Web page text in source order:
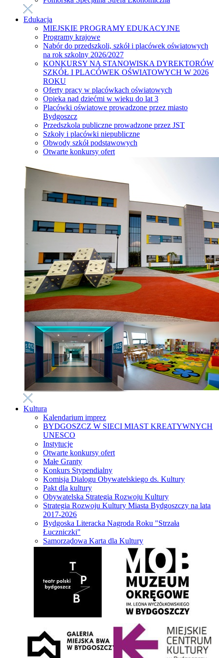
Edukacja
MIEJSKIE PROGRAMY EDUKACYJNE
Programy krajowe
Nabór do przedszkoli, szkół i placówek oświatowych
na rok szkolny 2026/2027
KONKURSY NA STANOWISKA DYREKTORÓW
SZKÓŁ I PLACÓWEK OŚWIATOWYCH W 2026
ROKU
Oferty pracy w placówkach oświatowych
Opieka nad dziećmi w wieku do lat 3
Placówki oświatowe prowadzone przez miasto
Bydgoszcz
Przedszkola publiczne prowadzone przez JST
Szkoły i placówki niepubliczne
Obwody szkół podstawowych
Otwarte konkursy ofert
Kultura
Kalendarium imprez
BYDGOSZCZ W SIECI MIAST KREATYWNYCH
UNESCO
Instytucje
Otwarte konkursy ofert
Małe Granty
Konkurs Stypendialny
Komisja Dialogu Obywatelskiego ds. Kultury
Pakt dla kultury
Obywatelska Strategia Rozwoju Kultury
Strategia Rozwoju Kultury Miasta Bydgoszczy na lata
2017-2026
Bydgoska Literacka Nagroda Roku "Strzała
Łuczniczki"
Samorządowa Karta dla Kultury